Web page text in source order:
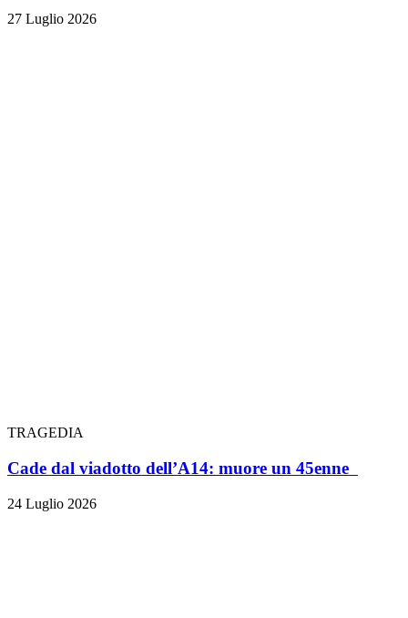
27 Luglio 2026
TRAGEDIA
Cade dal viadotto dell’A14: muore un 45enne
24 Luglio 2026